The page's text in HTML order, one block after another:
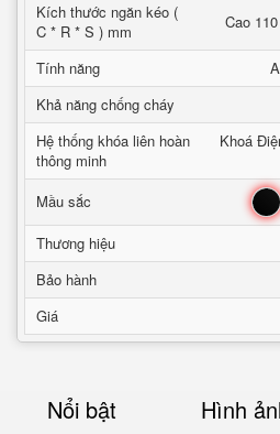
Kích thước ngăn kéo (
C * R * S ) mm
Cao
Tính năng
Khả năng chống cháy
Hệ thống khóa liên hoàn
thông minh
Khoá
Mầu sắc
Đen
Thương hiệu
Bảo hành
Giá
Nổi bật Hình